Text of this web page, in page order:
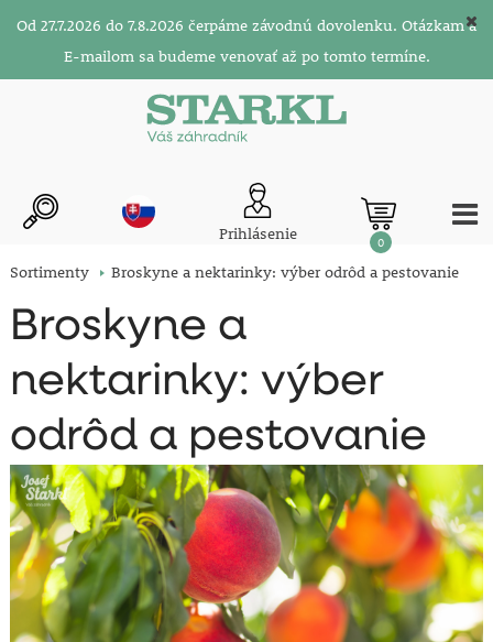
Od 27.7.2026 do 7.8.2026 čerpáme závodnú dovolenku. Otázkam a
E-mailom sa budeme venovať až po tomto termíne.
Prihlásenie 0
Sortimenty Broskyne a nektarinky: výber odrôd a pestovanie
Broskyne a
nektarinky: výber
odrôd a pestovanie